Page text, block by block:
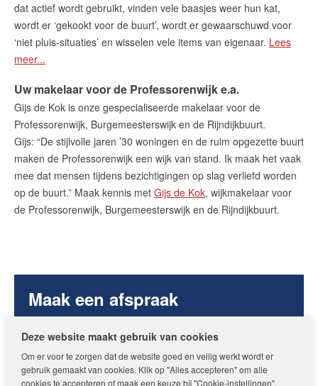
dat actief wordt gebruikt, vinden vele baasjes weer hun kat,
wordt er ‘gekookt voor de buurt’, wordt er gewaarschuwd voor
‘niet pluis-situaties’ en wisselen vele items van eigenaar. Lees
meer...
Uw makelaar voor de Professorenwijk e.a.
Gijs de Kok is onze gespecialiseerde makelaar voor de
Professorenwijk, Burgemeesterswijk en de Rijndijkbuurt.
Gijs: “De stijlvolle jaren ’30 woningen en de ruim opgezette buurt
maken de Professorenwijk een wijk van stand. Ik maak het vaak
mee dat mensen tijdens bezichtigingen op slag verliefd worden
op de buurt.” Maak kennis met Gijs de Kok, wijkmakelaar voor
de Professorenwijk, Burgemeesterswijk en de Rijndijkbuurt.
Maak een afspraak
Wilt u uw huis verkopen of een huis
Burgemeesterwijk of de
Rijndijkbuurt? Maak dan een
Deze website maakt gebruik van cookies
Om er voor te zorgen dat de website goed en veilig werkt wordt er
gebruik gemaakt van cookies. Klik op "Alles accepteren" om alle
cookies te accepteren of maak een keuze bij "Cookie-instellingen".